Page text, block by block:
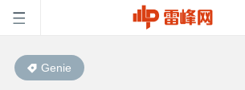
首
Genie